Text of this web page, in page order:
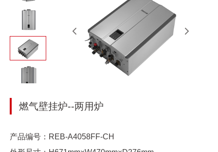
燃气壁挂炉--两用炉
产品编号：REB-A4058FF-CH